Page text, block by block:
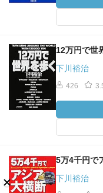
12万円で世
下川裕治
426
5万4千円で
下川裕治